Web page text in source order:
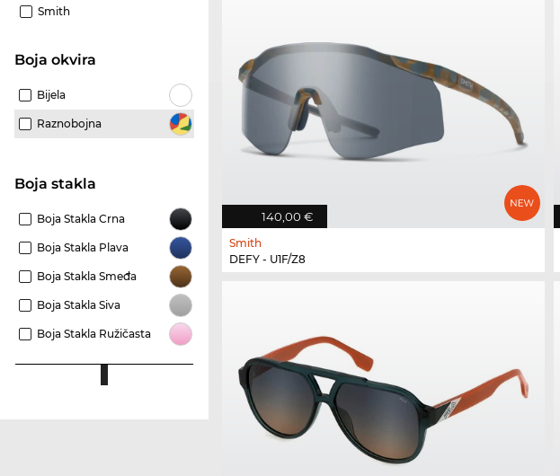
Smith
boja okvira
Bijela
Raznobojna
Boja stakla
Boja Stakla Crna
Boja Stakla Plava
Boja Stakla Smeđa
Boja Stakla Siva
Boja Stakla Ružičasta
140,00 €
Smith
DEFY - U1F/Z8